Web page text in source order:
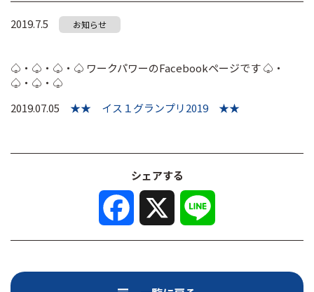
2019.7.5 お知らせ
♤・♤・♤・♤ ワークパワーのFacebookページです ♤・
♤・♤・♤
2019.07.05 ★★ イス１グランプリ2019 ★★
シェアする
F
b
k
X